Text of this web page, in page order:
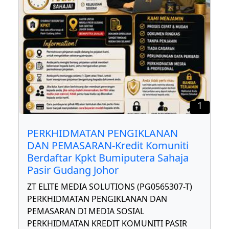
1
PERKHIDMATAN PENGIKLANAN
DAN PEMASARAN-Kredit Komuniti
Berdaftar Kpkt Bumiputera Sahaja
Pasir Gudang Johor
ZT ELITE MEDIA SOLUTIONS (PG0565307-T)
PERKHIDMATAN PENGIKLANAN DAN
PEMASARAN DI MEDIA SOSIAL
PERKHIDMATAN KREDIT KOMUNITI PASIR